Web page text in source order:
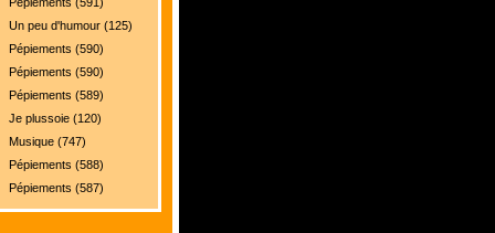
Un peu d'humour (125)
Pépiements (590)
Pépiements (590)
Pépiements (589)
Je plussoie (120)
Musique (747)
Pépiements (588)
Pépiements (587)